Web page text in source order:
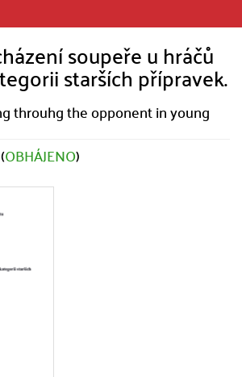
soupeře u hráčů
starších přípravek.
throuhg the opponent in young
OBHÁJENO)